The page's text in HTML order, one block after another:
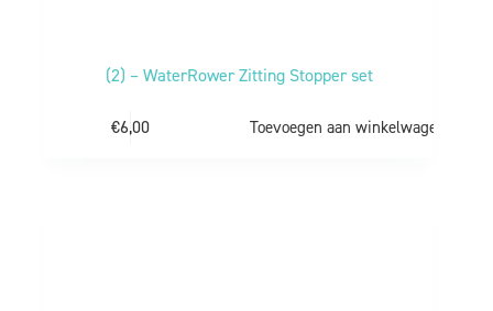
(2) – WaterRower Zitting Stopper set
€6,00 Toevoegen aan winkelwagen